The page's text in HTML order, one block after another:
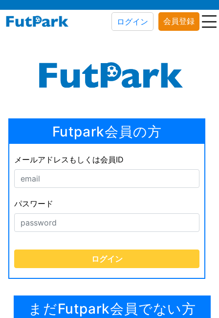
ログイン 会員登録
Futpark会員の方
メールアドレスもしくは会員ID
パスワード
まだFutpark会員でない方